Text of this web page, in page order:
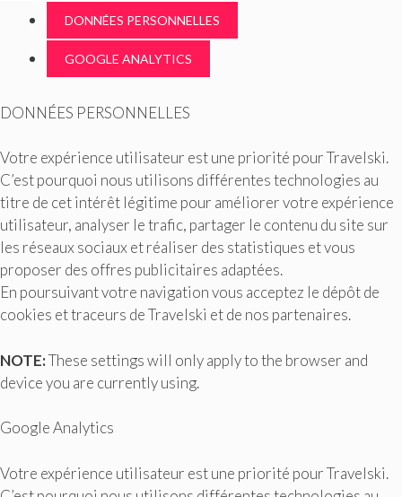
DONNÉES PERSONNELLES
GOOGLE ANALYTICS
DONNÉES PERSONNELLES
Votre expérience utilisateur est une priorité pour Travelski.
C’est pourquoi nous utilisons différentes technologies au
titre de cet intérêt légitime pour améliorer votre expérience
utilisateur, analyser le trafic, partager le contenu du site sur
les réseaux sociaux et réaliser des statistiques et vous
proposer des offres publicitaires adaptées.
En poursuivant votre navigation vous acceptez le dépôt de
cookies et traceurs de Travelski et de nos partenaires.
NOTE:These settings will only apply to the browser and
device you are currently using.
Google Analytics
Votre expérience utilisateur est une priorité pour Travelski.